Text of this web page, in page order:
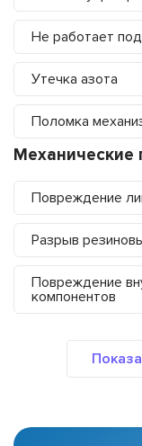
Не работает
Утечка азота
Поломка
Механические
Повреждение
Разрыв
Повреждение
компонентов